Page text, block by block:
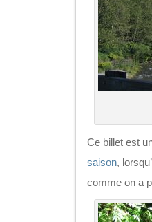
Ce billet est
saison,
comme on a